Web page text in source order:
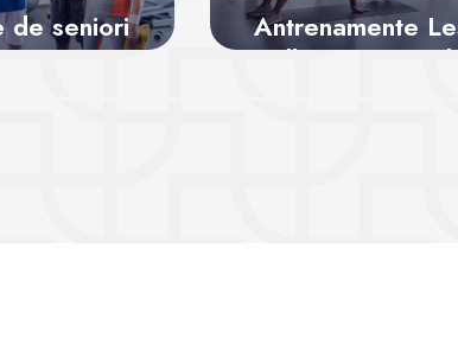
de seniori
activă
Antrenamente
Mills – energie